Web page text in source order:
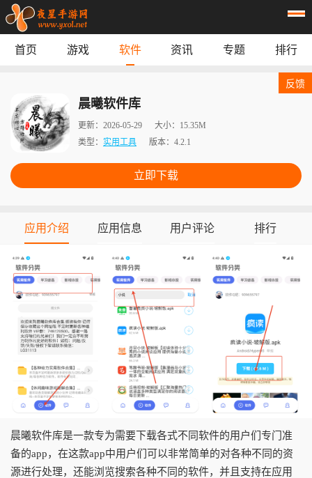
榜单
首页 游戏 软件 资讯 专题 排行
晨曦软件库
更新： 2026-05-29 大小： 15.35M
类型： 实用工具 版本： 4.2.1
立即下载
反馈
应用介绍 应用信息 用户评论 排行
晨曦软件库是一款专为需要下载各式不同软件的用户们专门准
备的app，在这款app中用户们可以非常简单的对各种不同的资
源进行处理，还能浏览搜索各种不同的软件，并且支持在应用